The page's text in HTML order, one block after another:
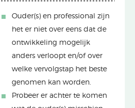
Ouder(s) en professional zijn
het er niet over eens dat de
ontwikkeling mogelijk
anders verloopt en/of over
welke vervolgstap het beste
genomen kan worden.
Probeer er achter te komen